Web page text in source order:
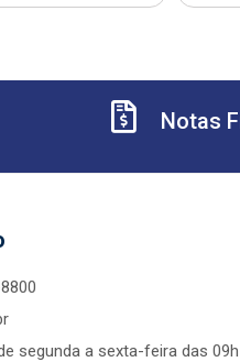
Notas
segunda a sexta-feira das 09h